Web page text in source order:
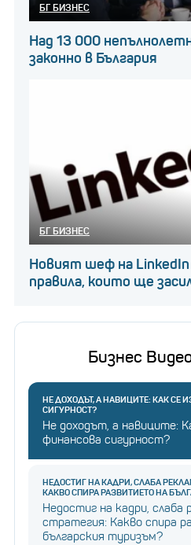
БГ БИЗНЕС
Над 13 000
законно в България
БГ БИЗНЕС
Новият шеф на
правила, които ще
Бизнес
НЕ ДОХОДЪТ, А НАВИЦИТЕ: КАК СЕ
СИГУРНОСТ?
Не доходът, а навиците:
финансова сигурност?
НЕДОСТИГ НА КАДРИ, СЛАБА
КАКВО СПИРА РАЗВИТИЕТО НА
Недостиг на кадри, слаба
стратегия: Какво спира
българския туризъм?